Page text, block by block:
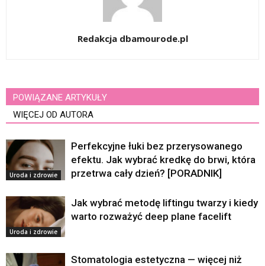
Redakcja dbamourode.pl
POWIĄZANE ARTYKUŁY
WIĘCEJ OD AUTORA
Uroda i zdrowie
Perfekcyjne łuki bez przerysowanego
efektu. Jak wybrać kredkę do brwi, która
przetrwa cały dzień? [PORADNIK]
Uroda i zdrowie
Jak wybrać metodę liftingu twarzy i kiedy
warto rozważyć deep plane facelift
Stomatologia estetyczna — więcej niż